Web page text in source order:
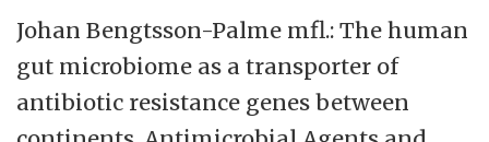
Johan Bengtsson-Palme mfl.: The human
gut microbiome as a transporter of
antibiotic resistance genes between